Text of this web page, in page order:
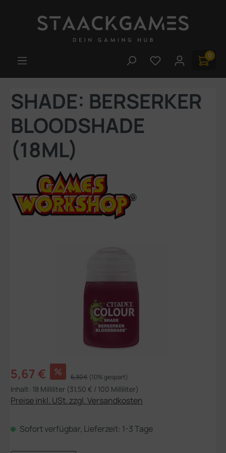
Du hast 0 0
SHADE: BERSERKER
BLOODSHADE
(18ML)
Verkaufspreis:
5,67 € % Regulärer Preis:
6,30 € (10% gespart)
Inhalt: 18 Milliliter (31,50 € / 100 Milliliter)
Preise inkl. USt. zzgl. Versandkosten
Sofort verfügbar, Lieferzeit: 1-3 Tage